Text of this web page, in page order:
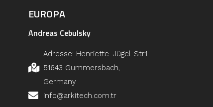
EUROPA
Andreas Cebulsky
Adresse: Henriette-Jügel-Str.1
51643 Gummersbach,
Germany
info@arkitech.com.tr